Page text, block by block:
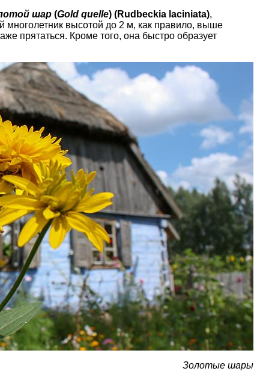
шар (Gold quelle) (Rudbeckia laciniata),
высотой до 2 м, как правило, выше
прятаться. Кроме того, она быстро образует
Золотые шары